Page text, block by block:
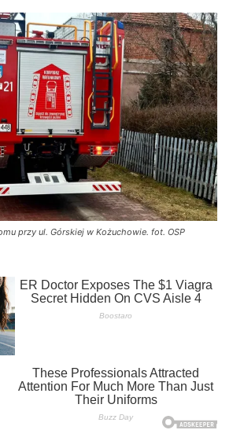
przy ul. Górskiej w Kożuchowie. fot. OSP